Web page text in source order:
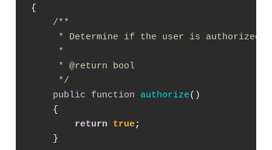
{
/**
* Determine if the user is authorized
     *
     *
@return bool
     */
public
function authorize( )
{
return
true;
    }